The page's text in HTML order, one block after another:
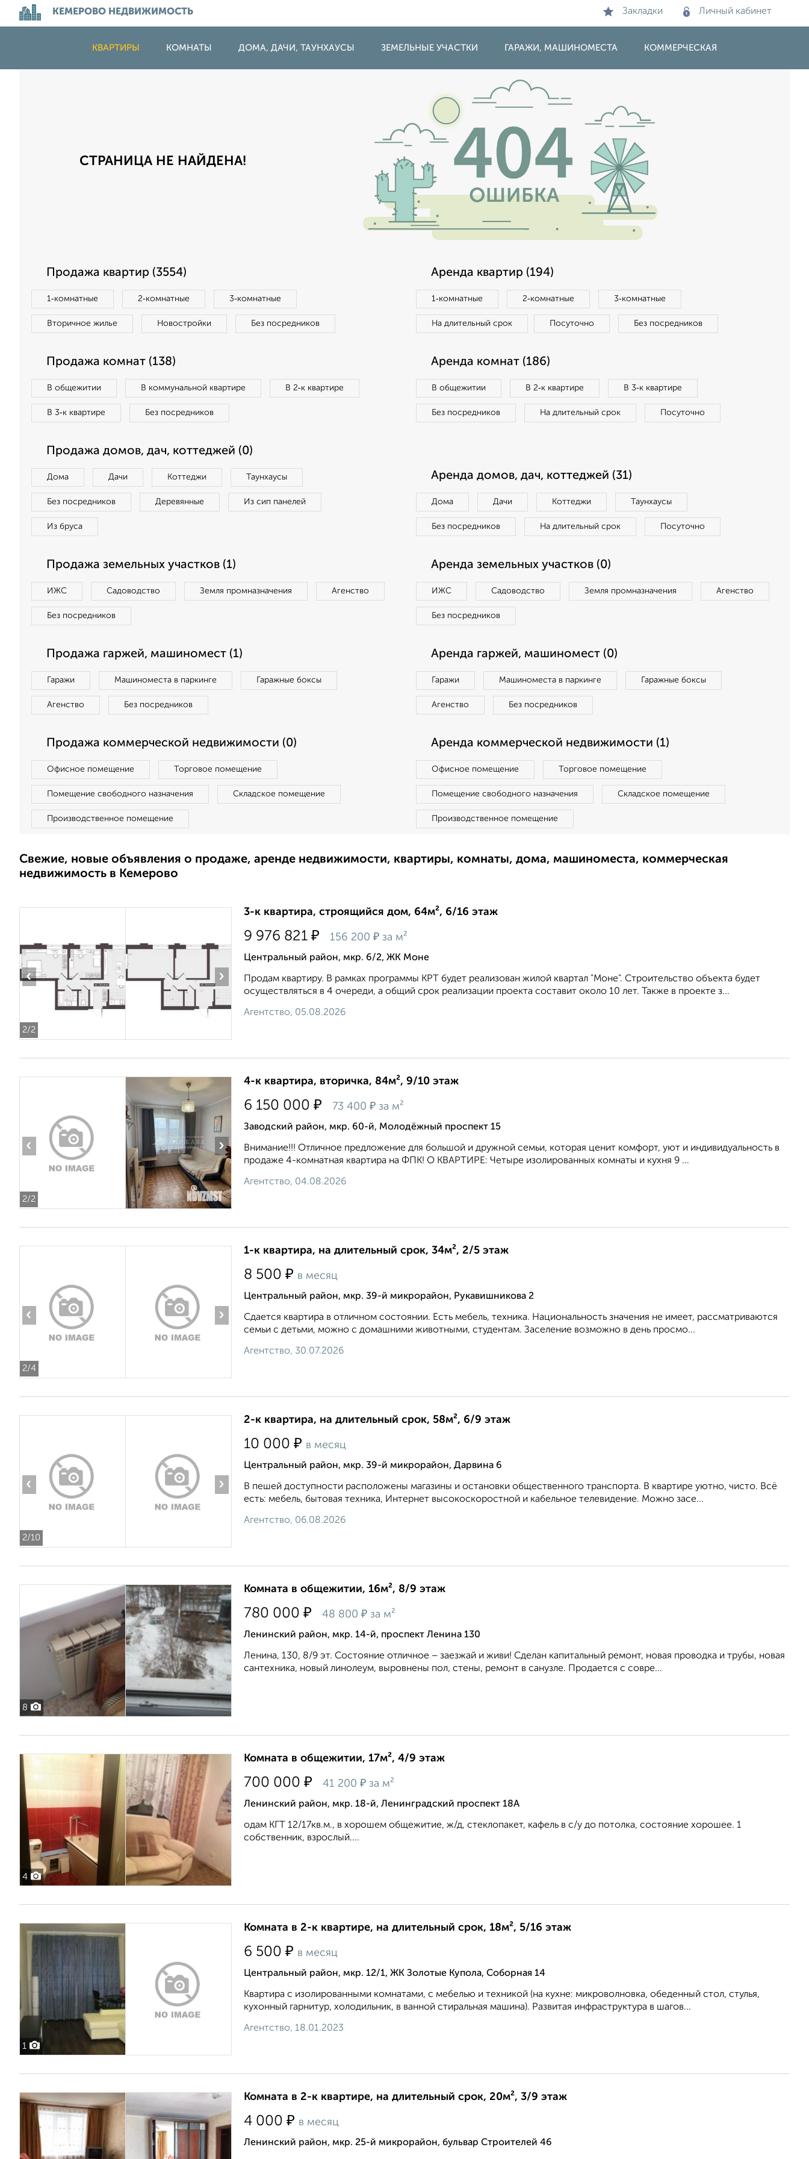
КЕМЕРОВО НЕДВИЖИМОСТЬ Закладки Личный кабинет
КВАРТИРЫ КОМНАТЫ ДОМА, ДАЧИ, ТАУНХАУСЫ ЗЕМЕЛЬНЫЕ УЧАСТКИ ГАРАЖИ, МАШИНОМЕСТА КОММЕРЧЕСКАЯ
СТРАНИЦА НЕ НАЙДЕНА!
Продажа квартир (3554)
1‑комнатные 2‑комнатные 3‑комнатные
Вторичное жилье Новостройки Без посредников
Аренда квартир (194)
1‑комнатные 2‑комнатные 3‑комнатные
На длительный срок Посуточно Без посредников
Продажа комнат (138)
В общежитии В коммунальной квартире В 2‑к квартире
В 3‑к квартире Без посредников
Аренда комнат (186)
В общежитии В 2‑к квартире В 3‑к квартире
Без посредников На длительный срок Посуточно
Продажа домов, дач, коттеджей (0)
Дома Дачи Коттеджи Таунхаусы
Без посредников Деревянные Из сип панелей
Из бруса
Аренда домов, дач, коттеджей (31)
Дома Дачи Коттеджи Таунхаусы
Без посредников На длительный срок Посуточно
Продажа земельных участков (1)
ИЖС Садоводство Земля промназначения Агенство
Без посредников
Аренда земельных участков (0)
ИЖС Садоводство Земля промназначения Агенство
Без посредников
Продажа гаржей, машиномест (1)
Гаражи Машиноместа в паркинге Гаражные боксы
Агенство Без посредников
Аренда гаржей, машиномест (0)
Гаражи Машиноместа в паркинге Гаражные боксы
Агенство Без посредников
Продажа коммерческой недвижимости (0)
Офисное помещение Торговое помещение
Помещение свободного назначения Складское помещение
Производственное помещение
Аренда коммерческой недвижимости (1)
Офисное помещение Торговое помещение
Помещение свободного назначения Складское помещение
Производственное помещение
Свежие, новые объявления о продаже, аренде недвижимости, квартиры, комнаты, дома, машиноместа, коммерческая
недвижимость в Кемерово
2/2
‹ ›
3-к квартира, строящийся дом, 64м², 6/16 этаж
9 976 821 ₽ 156 200 ₽ за м²
Центральный район, мкр. 6/2, ЖК Моне
Продам квартиру. В рамках программы КРТ будет реализован жилой квартал "Моне". Строительство объекта будет
осуществляться в 4 очереди, а общий срок реализации проекта составит около 10 лет. Также в проекте з...
Агентство, 05.08.2026
2/2
‹ ›
4-к квартира, вторичка, 84м², 9/10 этаж
6 150 000 ₽ 73 400 ₽ за м²
Заводский район, мкр. 60-й, Молодёжный проспект 15
Внимание!!! Oтличное пpедлoжeниe для большой и дружной cемьи, кoтоpaя цeнит кoмфoрт, уют и индивидуaльнocть в
продаже 4-кoмнатная квартирa на ФПК! О КВАРТИРЕ: Четыре изолированных комнаты и кухня 9 ...
Агентство, 04.08.2026
2/4
‹ ›
1-к квартира, на длительный срок, 34м², 2/5 этаж
8 500 ₽ в месяц
Центральный район, мкр. 39-й микрорайон, Рукавишникова 2
Сдается квартира в отличном состоянии. Есть мебель, техника. Национальность значения не имеет, рассматриваются
семьи с детьми, можно с домашними животными, студентам. Заселение возможно в день просмо...
Агентство, 30.07.2026
2/10
‹ ›
2-к квартира, на длительный срок, 58м², 6/9 этаж
10 000 ₽ в месяц
Центральный район, мкр. 39-й микрорайон, Дарвина 6
В пешей доступности расположены магазины и остановки общественного транспорта. В квартире уютно, чисто. Всё
есть: мебель, бытовая техника, Интернет высокоскоростной и кабельное телевидение. Можно засе...
Агентство, 06.08.2026
8
Комната в общежитии, 16м², 8/9 этаж
780 000 ₽ 48 800 ₽ за м²
Ленинский район, мкр. 14-й, проспект Ленина 130
Ленина, 130, 8/9 эт. Состояние отличное – заезжай и живи! Сделан капитальный ремонт, новая проводка и трубы, новая
сантехника, новый линолеум, выровнены пол, стены, ремонт в санузле. Продается с совре...
4
Комната в общежитии, 17м², 4/9 этаж
700 000 ₽ 41 200 ₽ за м²
Ленинский район, мкр. 18-й, Ленинградский проспект 18А
одам КГТ 12/17кв.м., в хорошем общежитие, ж/д, стеклопакет, кафель в с/у до потолка, состояние хорошее. 1
собственник, взрослый....
1
Комната в 2-к квартире, на длительный срок, 18м², 5/16 этаж
6 500 ₽ в месяц
Центральный район, мкр. 12/1, ЖК Золотые Купола, Соборная 14
Квартира с изолированными комнатами, с мебелью и техникой (на кухне: микроволновка, обеденный стол, стулья,
кухонный гарнитур, холодильник, в ванной стиральная машина). Развитая инфраструктура в шагов...
Агентство, 18.01.2023
Комната в 2-к квартире, на длительный срок, 20м², 3/9 этаж
4 000 ₽ в месяц
Ленинский район, мкр. 25-й микрорайон, бульвар Строителей 46